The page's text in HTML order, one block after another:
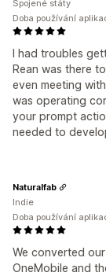
I had troubles
Rean was there
even meeting
was operating
your prompt
needed to
Spojené státy
Doba používání
We converted
OneMobile and
Naturalfab
Indie
Doba používání